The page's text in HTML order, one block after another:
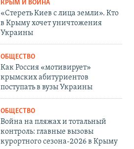
КРЫМ И ВОЙНА
«Стереть Киев с лица земли». Кто
в Крыму хочет уничтожения
Украины
ОБЩЕСТВО
Как Россия «мотивирует»
крымских абитуриентов
поступать в вузы Украины
ОБЩЕСТВО
Война на пляжах и тотальный
контроль: главные вызовы
курортного сезона-2026 в Крыму